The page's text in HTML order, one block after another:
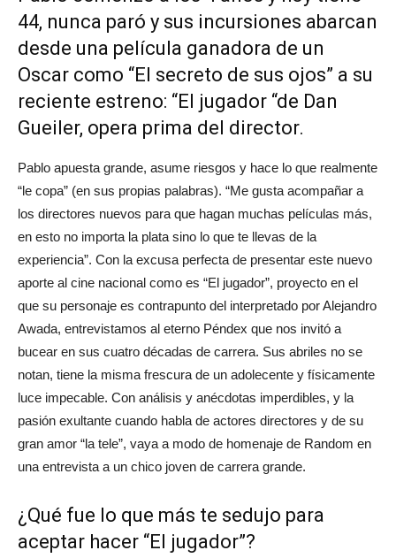
44, nunca paró y sus incursiones abarcan
desde una película ganadora de un
Oscar como “El secreto de sus ojos” a su
reciente estreno: “El jugador “de Dan
Gueiler, opera prima del director.
Pablo apuesta grande, asume riesgos y hace lo que realmente
“le copa” (en sus propias palabras). “Me gusta acompañar a
los directores nuevos para que hagan muchas películas más,
en esto no importa la plata sino lo que te llevas de la
experiencia”. Con la excusa perfecta de presentar este nuevo
aporte al cine nacional como es “El jugador”, proyecto en el
que su personaje es contrapunto del interpretado por Alejandro
Awada, entrevistamos al eterno Péndex que nos invitó a
bucear en sus cuatro décadas de carrera. Sus abriles no se
notan, tiene la misma frescura de un adolecente y físicamente
luce impecable. Con análisis y anécdotas imperdibles, y la
pasión exultante cuando habla de actores directores y de su
gran amor “la tele”, vaya a modo de homenaje de Random en
una entrevista a un chico joven de carrera grande.
¿Qué fue lo que más te sedujo para
aceptar hacer “El jugador”?